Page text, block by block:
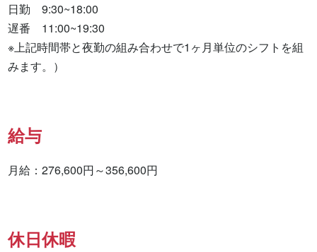
日勤　9:30~18:00
遅番　11:00~19:30
※上記時間帯と夜勤の組み合わせで1ヶ月単位のシフトを組
みます。）
給与
月給：276,600円～356,600円
休日休暇